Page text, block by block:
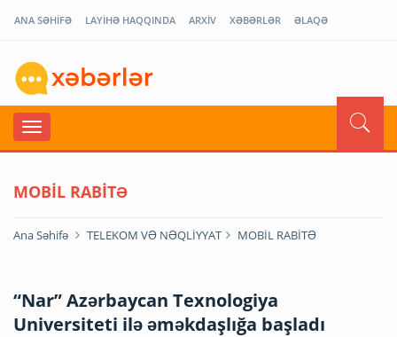
ANA SƏHİFƏ LAYİHƏ HAQQINDA ARXİV XƏBƏRLƏR ƏLAQƏ
MOBİL RABİTƏ
Ana Səhifə TELEKOM VƏ NƏQLİYYAT MOBİL RABİTƏ
“Nar” Azərbaycan Texnologiya
Universiteti ilə əməkdaşlığa başladı